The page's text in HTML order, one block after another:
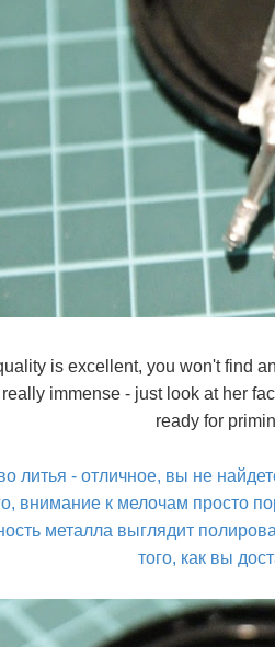
is excellent, you won't find
immense - just look at her
ready for
литья - отличное, вы не
внимание к мелочам просто
металла выглядит
того, как вы